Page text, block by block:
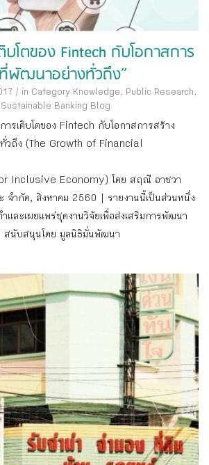
บโตของ Fintech กับโอกาสการ
พัฒนาอย่างทั่วถึง”
/ in Category Knowledge, Public Research,
Sustainable Banking Blog
ารเติบโตของ Fintech กับโอกาสการสร้าง
วถึง (The Growth of Financial
Inclusive Economy) โดย สฤณี อาชวา
ำกัด, สิงหาคม 2560 | รายงานนี้เป็นส่วนหนึ่ง
และเผยแพร่ชุดงานวิจัยเพื่อส่งเสริมการพัฒนา
สนับสนุนโดย มูลนิธิมั่นพัฒนา